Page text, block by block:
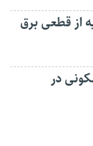
از قطعی برق
در